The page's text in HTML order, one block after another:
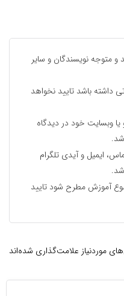
و متوجه نویسندگان و سایر
داشته باشد تایید نخواهد
وبسایت خود در دیدگاه
شد.
ایمیل و آیدی تلگرام
شد.
آموزش مطرح شود تایید
موردنیاز علامت‌گذاری شده‌اند